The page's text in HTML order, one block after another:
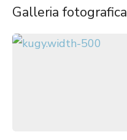
Galleria fotografica